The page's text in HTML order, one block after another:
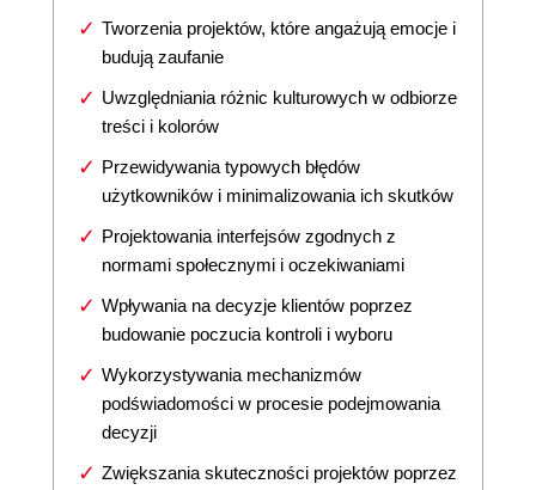
Tworzenia projektów, które angażują emocje i
budują zaufanie
Uwzględniania różnic kulturowych w odbiorze
treści i kolorów
Przewidywania typowych błędów
użytkowników i minimalizowania ich skutków
Projektowania interfejsów zgodnych z
normami społecznymi i oczekiwaniami
Wpływania na decyzje klientów poprzez
budowanie poczucia kontroli i wyboru
Wykorzystywania mechanizmów
podświadomości w procesie podejmowania
decyzji
Zwiększania skuteczności projektów poprzez